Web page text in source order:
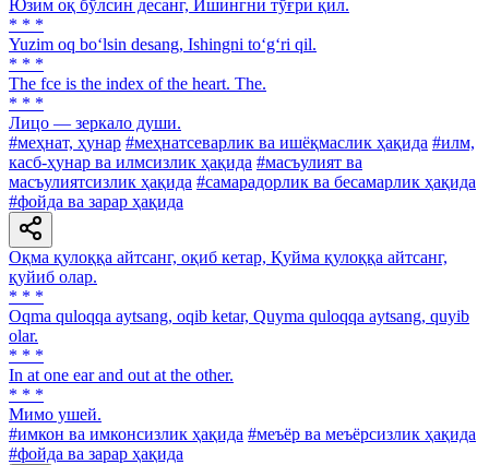
Юзим оқ бўлсин десанг, Ишингни тўғри қил.
* * *
Yuzim oq bo‘lsin desang, Ishingni to‘g‘ri qil.
* * *
The fce is the index of the heart. The.
* * *
Лицо — зеркало души.
#меҳнат, ҳунар #меҳнатсеварлик ва ишёқмаслик ҳақида #илм,
касб-ҳунар ва илмсизлик ҳақида #масъулият ва
масъулиятсизлик ҳақида #самарадорлик ва бесамарлик ҳақида
#фойда ва зарар ҳақида
Оқма қулоққа айтсанг, оқиб кетар, Қуйма қулоққа айтсанг,
қуйиб олар.
* * *
Oqma quloqqa aytsang, oqib ketar, Quyma quloqqa aytsang, quyib
olar.
* * *
In at one ear and out at the other.
* * *
Мимо ушей.
#имкон ва имконсизлик ҳақида #меъёр ва меъёрсизлик ҳақида
#фойда ва зарар ҳақида